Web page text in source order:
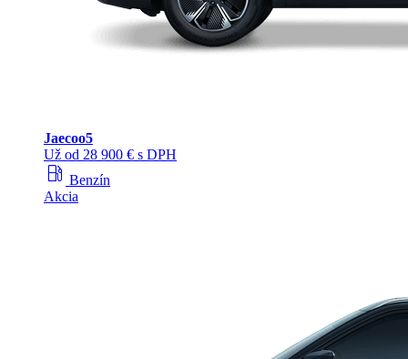
Jaecoo5
Už od 28 900 € s DPH
local_gas_station Benzín
Akcia